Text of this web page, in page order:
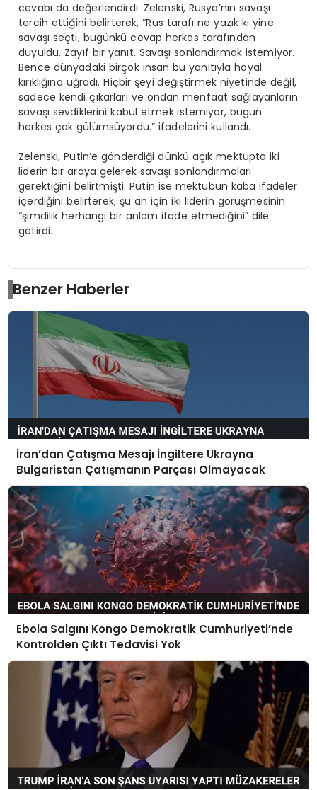
cevabı da değerlendirdi. Zelenski, Rusya’nın savaşı
tercih ettiğini belirterek, “Rus tarafı ne yazık ki yine
savaşı seçti, bugünkü cevap herkes tarafından
duyuldu. Zayıf bir yanıt. Savaşı sonlandırmak istemiyor.
Bence dünyadaki birçok insan bu yanıtıyla hayal
kırıklığına uğradı. Hiçbir şeyi değiştirmek niyetinde değil,
sadece kendi çıkarları ve ondan menfaat sağlayanların
savaşı sevdiklerini kabul etmek istemiyor, bugün
herkes çok gülümsüyordu.” ifadelerini kullandı.
Zelenski, Putin’e gönderdiği dünkü açık mektupta iki
liderin bir araya gelerek savaşı sonlandırmaları
gerektiğini belirtmişti. Putin ise mektubun kaba ifadeler
içerdiğini belirterek, şu an için iki liderin görüşmesinin
“şimdilik herhangi bir anlam ifade etmediğini” dile
getirdi.
Benzer Haberler
İran’dan Çatışma Mesajı İngiltere Ukrayna
Bulgaristan Çatışmanın Parçası Olmayacak
Ebola Salgını Kongo Demokratik Cumhuriyeti’nde
Kontrolden Çıktı Tedavisi Yok